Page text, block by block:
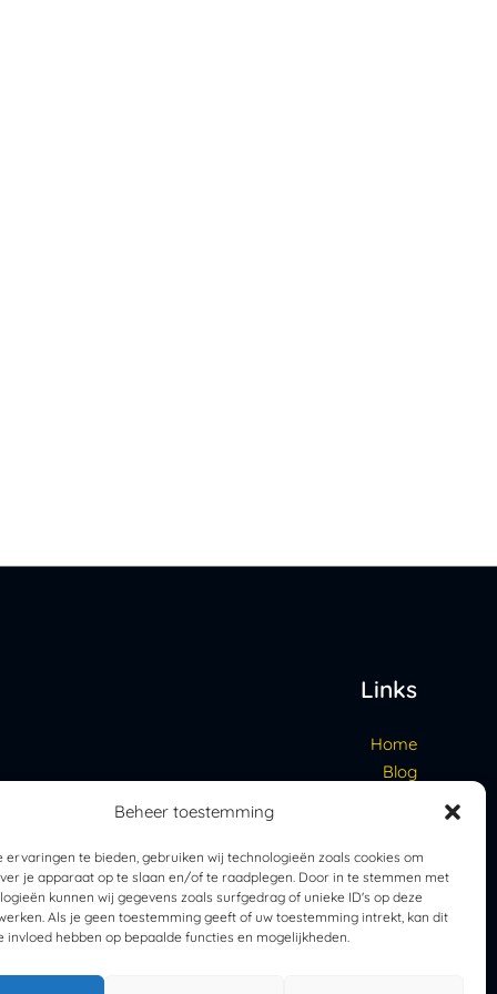
Beheer toestemming
ervaringen te bieden, gebruiken wij technologieën zoals cookies om
je apparaat op te slaan en/of te raadplegen. Door in te stemmen met
kunnen wij gegevens zoals surfgedrag of unieke ID's op deze
Als je geen toestemming geeft of uw toestemming intrekt, kan dit
invloed hebben op bepaalde functies en mogelijkheden.
Links
Home
Blog